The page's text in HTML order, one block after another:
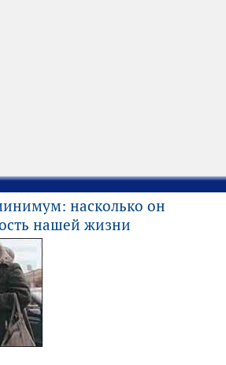
насколько он
нашей жизни